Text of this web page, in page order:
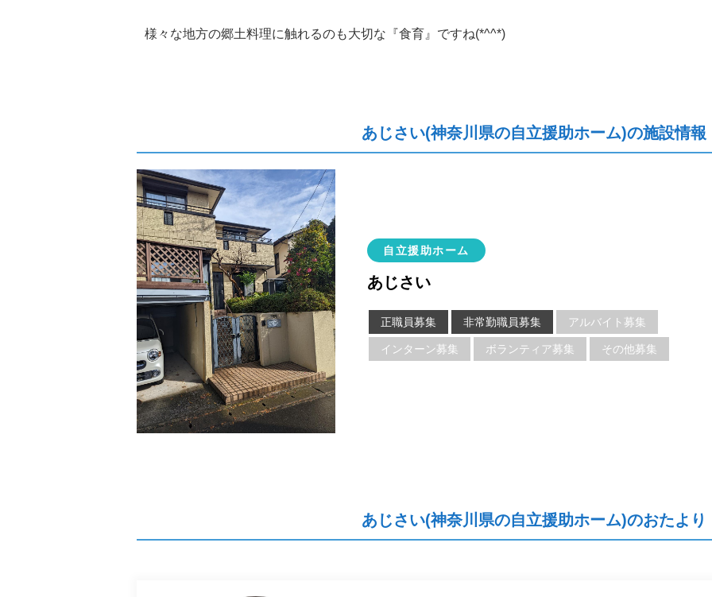
様々な地方の郷土料理に触れるのも大切な『食育』ですね(*^^*)
あじさい(神奈川県の自立援助ホーム)の施設情報
自立援助ホーム
あじさい
正職員募集 非常勤職員募集 アルバイト募集
インターン募集 ボランティア募集 その他募集
あじさい(神奈川県の自立援助ホーム)のおたより